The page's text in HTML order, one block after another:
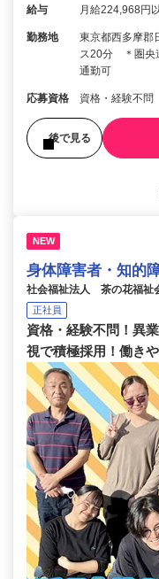
給与 月給224,968
勤務地
東京都西多摩郡
ス20分 ＊圏央
通勤可
応募資格 資格・経験不
後で見る
NEW
身体障害者・知的
社会福祉法人 茶の花福祉
正社員
資格・経験不問！異
視で積極採用！働き